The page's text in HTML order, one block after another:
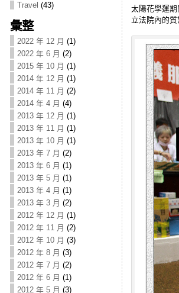
Travel (43)
彙整
2022 年 12 月 (1)
2022 年 6 月 (2)
2015 年 10 月 (1)
2014 年 12 月 (1)
2014 年 11 月 (2)
2014 年 4 月 (4)
2013 年 12 月 (1)
2013 年 11 月 (1)
2013 年 10 月 (1)
2013 年 7 月 (2)
2013 年 6 月 (1)
2013 年 5 月 (1)
2013 年 4 月 (1)
2013 年 3 月 (2)
2012 年 12 月 (1)
2012 年 11 月 (2)
2012 年 10 月 (3)
2012 年 8 月 (3)
2012 年 7 月 (2)
2012 年 6 月 (1)
2012 年 5 月 (3)
太陽花學運期
立法院內的